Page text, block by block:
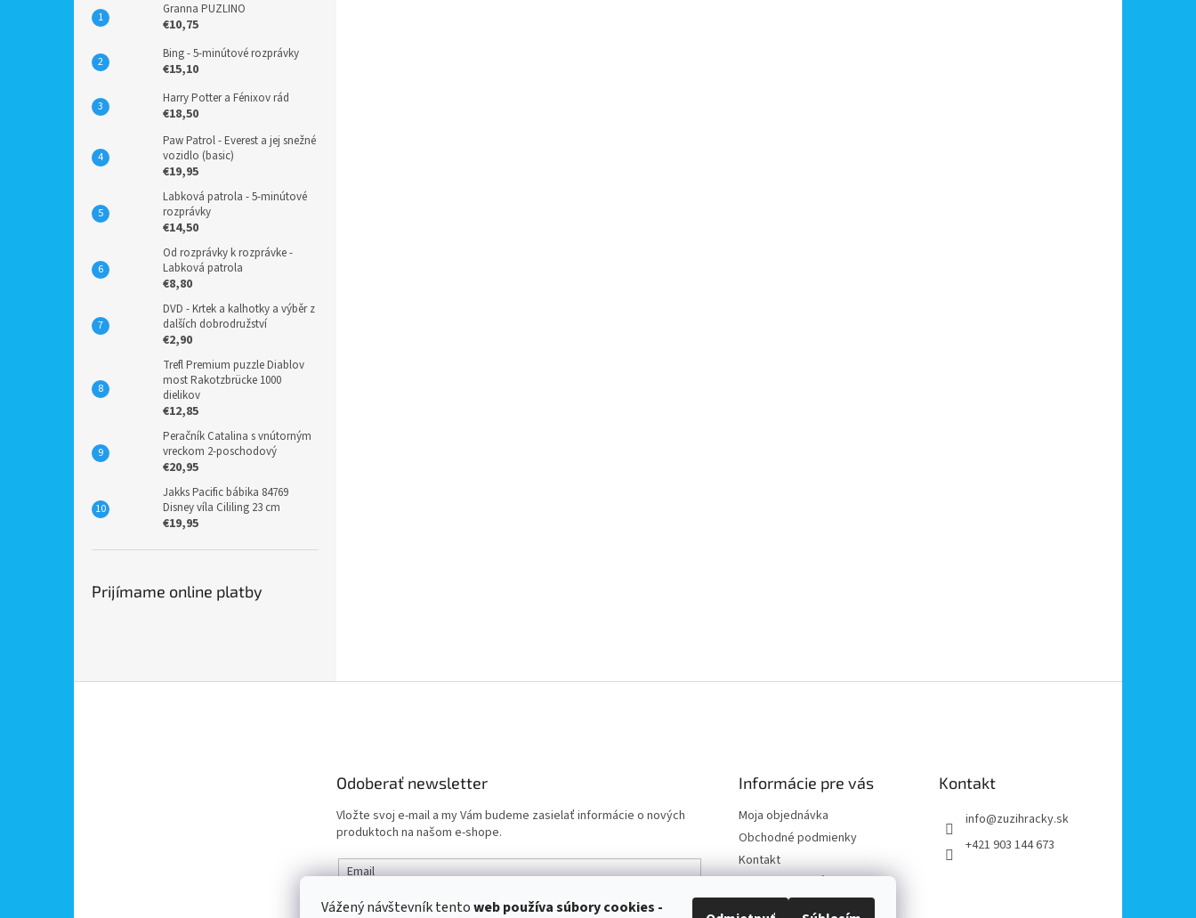
Vážený návštevník tentoweb používasúbory cookies -
Granna PUZLINO
€10,75
Bing - 5-minútové rozprávky
€15,10
Harry Potter a Fénixov rád
€18,50
Paw Patrol - Everest a jej snežné
vozidlo (basic)
€19,95
Labková patrola - 5-minútové
rozprávky
€14,50
Od rozprávky k rozprávke -
Labková patrola
€8,80
DVD - Krtek a kalhotky a výběr z
dalších dobrodružství
€2,90
Trefl Premium puzzle Diablov
most Rakotzbrücke 1000
dielikov
€12,85
Peračník Catalina s vnútorným
vreckom 2-poschodový
€20,95
Jakks Pacific bábika 84769
Disney víla Cililing 23 cm
€19,95
Prijímame online platby
Odoberať newsletter
Vložte svoj e-mail a my Vám budeme zasielať informácie o nových
produktoch na našom e-shope.
Email
Vložením e-mailu súhlasíte spodmienkami ochrany osobných
Informácie pre vás
Moja objednávka
Obchodné podmienky
Kontakt
Doprava a platba
Kontakt
info@zuzihracky.sk
+421 903 144 673